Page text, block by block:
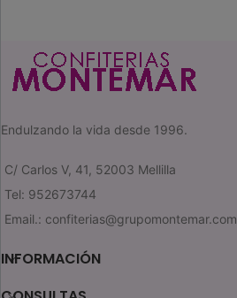
Endulzando la vida desde 1996.
C/ Carlos V, 41, 52003 Mellilla
Tel: 952673744
Email.: confiterias@grupomontemar.com
INFORMACIÓN